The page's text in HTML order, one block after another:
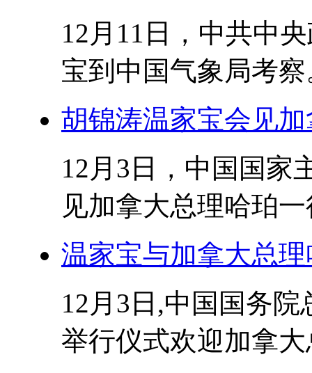
12月11日，中共中
宝到中国气象局考
胡锦涛温家宝会见
12月3日，中国国家
见加拿大总理哈珀
温家宝与加拿大总
12月3日,中国国务
举行仪式欢迎加拿